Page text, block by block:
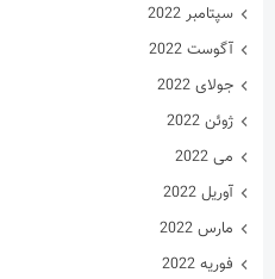
سپتامبر 2022
آگوست 2022
جولای 2022
ژوئن 2022
می 2022
آوریل 2022
مارس 2022
فوریه 2022